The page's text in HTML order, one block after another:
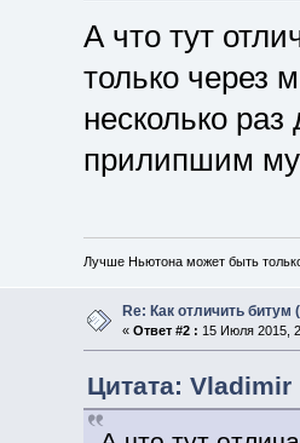
А что тут
только через
несколько
прилипшим
Лучше Ньютона может быть
Re: Как отличить битум
« Ответ #2 : 15 Июля 2015,
Цитата: